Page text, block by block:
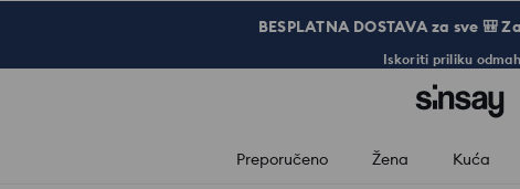
BESPLATNA DOSTAVA za sve 🎒
Iskoriti priliku odmah
Preporučeno Žena Kuća